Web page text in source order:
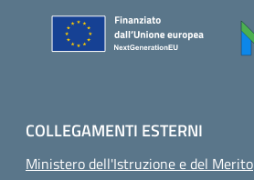
COLLEGAMENTI ESTERNI
Ministero dell'Istruzione e del Merito